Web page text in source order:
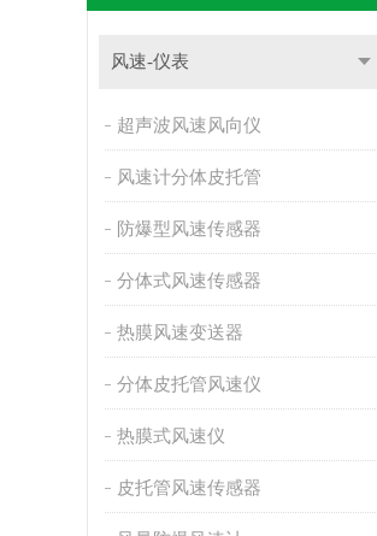
风速-仪表
超声波风速风向仪
风速计分体皮托管
防爆型风速传感器
分体式风速传感器
热膜风速变送器
分体皮托管风速仪
热膜式风速仪
皮托管风速传感器